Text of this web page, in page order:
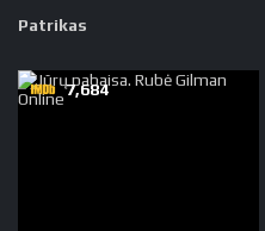
Patrikas
7,684